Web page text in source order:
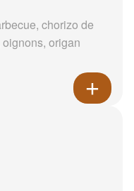
chorizo de
origan